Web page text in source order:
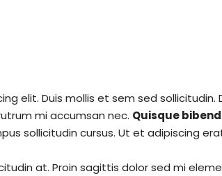
elit. Duis mollis et sem sed sollicitudin.
mi accumsan nec. Quisque
sollicitudin cursus. Ut et adipiscing
at. Proin sagittis dolor sed mi